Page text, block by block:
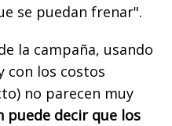
se puedan frenar".
la campaña, usando
con los costos
no parecen muy
puede decir que los